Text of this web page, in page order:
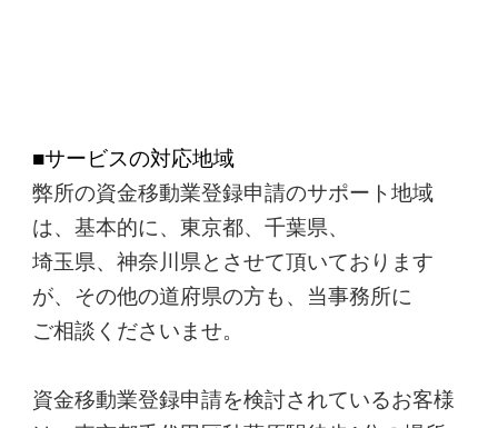
■サービスの対応地域
弊所の資金移動業登録申請のサポート地域
は、基本的に、東京都、千葉県、
埼玉県、神奈川県とさせて頂いております
が、その他の道府県の方も、当事務所に
ご相談くださいませ。
資金移動業登録申請を検討されているお客様